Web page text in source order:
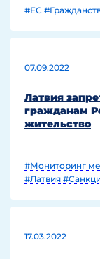
#ЕС
07.09.2022
Латвия
гражданам
жительство
#Мониторинг
#Латвия
17.03.2022